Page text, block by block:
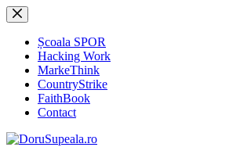
Sari
la
conținutȘcoala SPOR
Hacking Work
MarkeThink
CountryStrike
FaithBook
Contact